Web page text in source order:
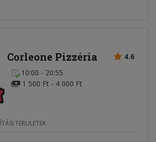
4.6
Corleone Pizzéria
10:00 - 20:55
1 500 Ft - 4 000 Ft
TERÜLETEK